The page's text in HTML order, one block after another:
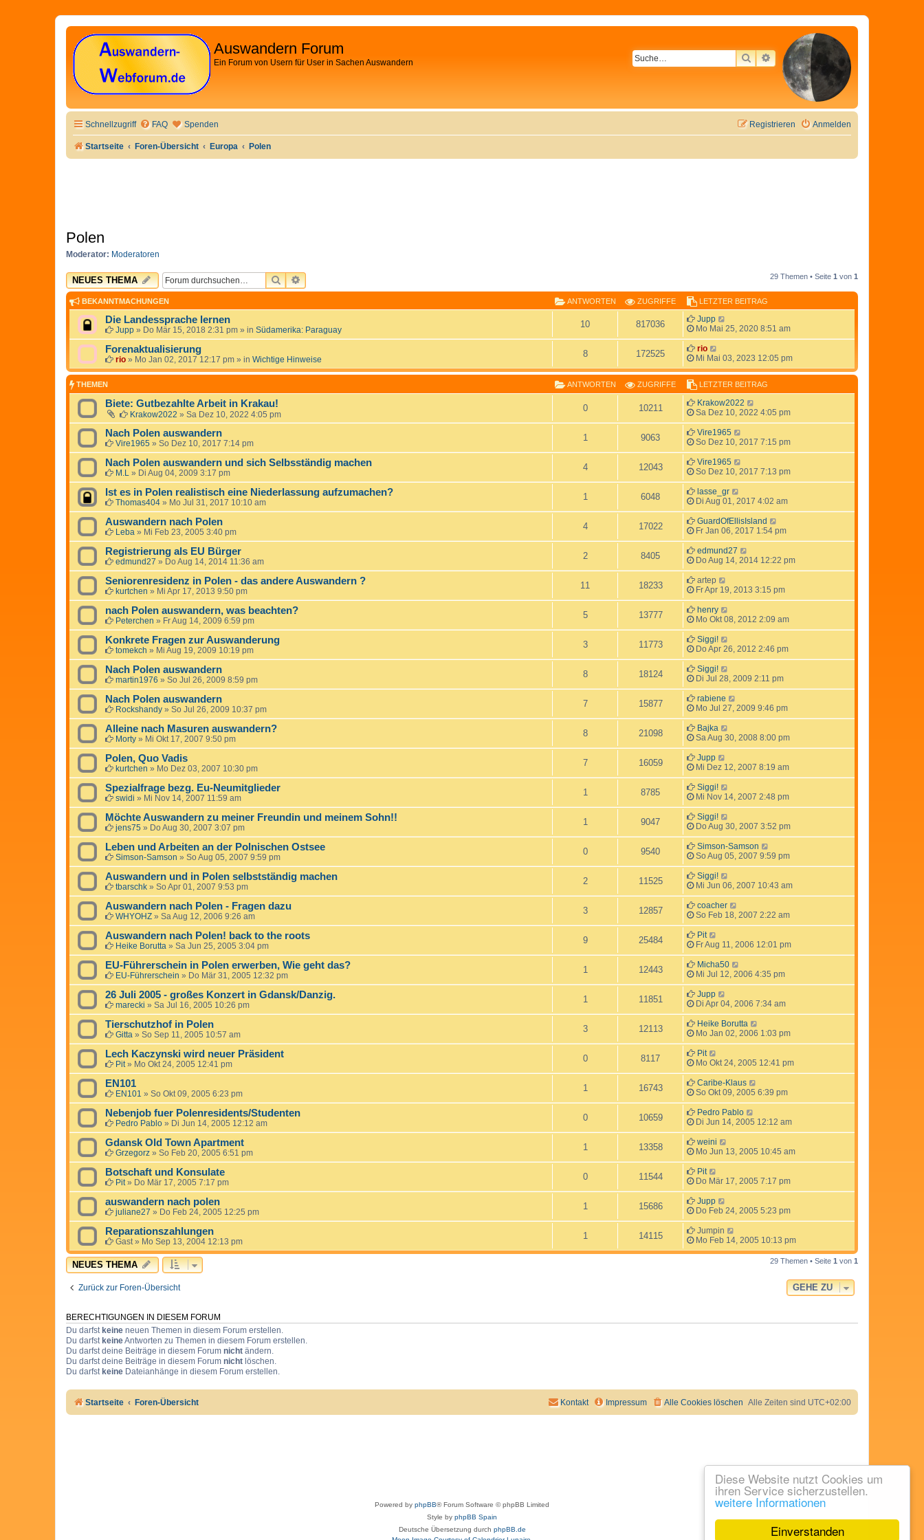
Einverstanden
Diese Website nutzt Cookies um
ihren Service sicherzustellen.
weitere Informationen
Auswandern Forum
Ein Forum von Usern für User in Sachen Auswandern SUCHEERWEITERTE SUCHE
Schnellzugriff FAQ Spenden Anmelden
Registrieren
Startseite Foren-Übersicht Europa Polen
Polen
Moderator: Moderatoren
NEUES THEMA SUCHEERWEITERTE SUCHE 29 Themen • Seite 1 von 1
BEKANNTMACHUNGEN ANTWORTEN ZUGRIFFE LETZTER BEITRAG
Die Landessprache lernen
Jupp » Do Mär 15, 2018 2:31 pm » in Südamerika: Paraguay
10 817036
Jupp
Mo Mai 25, 2020 8:51 am
Forenaktualisierung
rio » Mo Jan 02, 2017 12:17 pm » in Wichtige Hinweise
8 172525
rio
Mi Mai 03, 2023 12:05 pm
THEMEN ANTWORTEN ZUGRIFFE LETZTER BEITRAG
Biete: Gutbezahlte Arbeit in Krakau!
Krakow2022 » Sa Dez 10, 2022 4:05 pm
0 10211
Krakow2022
Sa Dez 10, 2022 4:05 pm
Nach Polen auswandern
Vire1965 » So Dez 10, 2017 7:14 pm
1 9063
Vire1965
So Dez 10, 2017 7:15 pm
Nach Polen auswandern und sich Selbsständig machen
M.L » Di Aug 04, 2009 3:17 pm
4 12043
Vire1965
So Dez 10, 2017 7:13 pm
Ist es in Polen realistisch eine Niederlassung aufzumachen?
Thomas404 » Mo Jul 31, 2017 10:10 am
1 6048
lasse_gr
Di Aug 01, 2017 4:02 am
Auswandern nach Polen
Leba » Mi Feb 23, 2005 3:40 pm
4 17022
GuardOfEllisIsland
Fr Jan 06, 2017 1:54 pm
Registrierung als EU Bürger
edmund27 » Do Aug 14, 2014 11:36 am
2 8405
edmund27
Do Aug 14, 2014 12:22 pm
Seniorenresidenz in Polen - das andere Auswandern ?
kurtchen » Mi Apr 17, 2013 9:50 pm
11 18233
artep
Fr Apr 19, 2013 3:15 pm
nach Polen auswandern, was beachten?
Peterchen » Fr Aug 14, 2009 6:59 pm
5 13777
henry
Mo Okt 08, 2012 2:09 am
Konkrete Fragen zur Auswanderung
tomekch » Mi Aug 19, 2009 10:19 pm
3 11773
Siggi!
Do Apr 26, 2012 2:46 pm
Nach Polen auswandern
martin1976 » So Jul 26, 2009 8:59 pm
8 18124
Siggi!
Di Jul 28, 2009 2:11 pm
Nach Polen auswandern
Rockshandy » So Jul 26, 2009 10:37 pm
7 15877
rabiene
Mo Jul 27, 2009 9:46 pm
Alleine nach Masuren auswandern?
Morty » Mi Okt 17, 2007 9:50 pm
8 21098
Bajka
Sa Aug 30, 2008 8:00 pm
Polen, Quo Vadis
kurtchen » Mo Dez 03, 2007 10:30 pm
7 16059
Jupp
Mi Dez 12, 2007 8:19 am
Spezialfrage bezg. Eu-Neumitglieder
swidi » Mi Nov 14, 2007 11:59 am
1 8785
Siggi!
Mi Nov 14, 2007 2:48 pm
Möchte Auswandern zu meiner Freundin und meinem Sohn!!
jens75 » Do Aug 30, 2007 3:07 pm
1 9047
Siggi!
Do Aug 30, 2007 3:52 pm
Leben und Arbeiten an der Polnischen Ostsee
Simson-Samson » So Aug 05, 2007 9:59 pm
0 9540
Simson-Samson
So Aug 05, 2007 9:59 pm
Auswandern und in Polen selbstständig machen
tbarschk » So Apr 01, 2007 9:53 pm
2 11525
Siggi!
Mi Jun 06, 2007 10:43 am
Auswandern nach Polen - Fragen dazu
WHYOHZ » Sa Aug 12, 2006 9:26 am
3 12857
coacher
So Feb 18, 2007 2:22 am
Auswandern nach Polen! back to the roots
Heike Borutta » Sa Jun 25, 2005 3:04 pm
9 25484
Pit
Fr Aug 11, 2006 12:01 pm
EU-Führerschein in Polen erwerben, Wie geht das?
EU-Führerschein » Do Mär 31, 2005 12:32 pm
1 12443
Micha50
Mi Jul 12, 2006 4:35 pm
26 Juli 2005 - großes Konzert in Gdansk/Danzig.
marecki » Sa Jul 16, 2005 10:26 pm
1 11851
Jupp
Di Apr 04, 2006 7:34 am
Tierschutzhof in Polen
Gitta » So Sep 11, 2005 10:57 am
3 12113
Heike Borutta
Mo Jan 02, 2006 1:03 pm
Lech Kaczynski wird neuer Präsident
Pit» Mo Okt 24, 2005 12:41 pm
0 8117
Pit
Mo Okt 24, 2005 12:41 pm
EN101
EN101 » So Okt 09, 2005 6:23 pm
1 16743
Caribe-Klaus
So Okt 09, 2005 6:39 pm
Nebenjob fuer Polenresidents/Studenten
Pedro Pablo » Di Jun 14, 2005 12:12 am
0 10659
Pedro Pablo
Di Jun 14, 2005 12:12 am
Gdansk Old Town Apartment
Grzegorz » So Feb 20, 2005 6:51 pm
1 13358
weini
Mo Jun 13, 2005 10:45 am
Botschaft und Konsulate
Pit» Do Mär 17, 2005 7:17 pm
0 11544
Pit
Do Mär 17, 2005 7:17 pm
auswandern nach polen
juliane27 » Do Feb 24, 2005 12:25 pm
1 15686
Jupp
Do Feb 24, 2005 5:23 pm
Reparationszahlungen
Gast» Mo Sep 13, 2004 12:13 pm
1 14115
Jumpin
Mo Feb 14, 2005 10:13 pm
NEUES THEMA 29 Themen • Seite 1 von 1
Zurück zur Foren-Übersicht GEHE ZU
BERECHTIGUNGEN IN DIESEM FORUM
Du darfstkeine neuen Themen in diesem Forum erstellen.
Du darfstkeineAntworten zu Themen in diesem Forum erstellen.
Du darfst deine Beiträge in diesem Forum nicht ändern.
Du darfst deine Beiträge in diesem Forum nicht löschen.
Du darfstkeine Dateianhänge in diesem Forum erstellen.
Startseite Foren-Übersicht Alle Zeiten sind UTC+02:00
Alle Cookies löschen
Impressum
Kontakt
Powered by phpBB® Forum Software © phpBB Limited
Style by phpBB Spain
Deutsche Übersetzung durch phpBB.de